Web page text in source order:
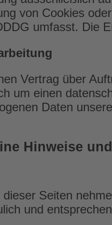
von Cookies
umfasst. Die
Vertrag über
um einen
Daten
Hinweise
dieser Seiten
und